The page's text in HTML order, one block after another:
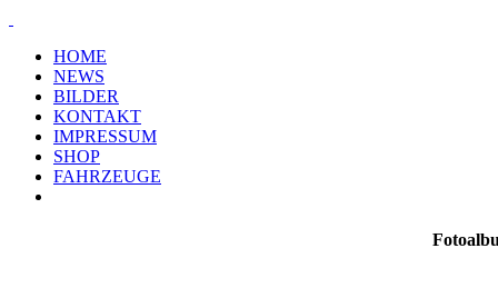
HOME
NEWS
BILDER
KONTAKT
IMPRESSUM
SHOP
FAHRZEUGE